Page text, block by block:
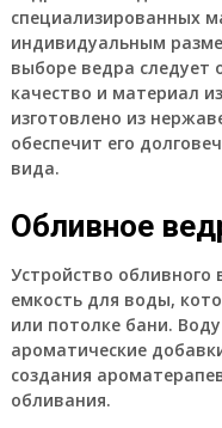
специализированных
индивидуальным
выборе ведра следует
качество и материал
изготовлено из
обеспечит его
вида.
Обливное
Устройство обливного
емкость для воды,
или потолке бани.
ароматические
создания
обливания.